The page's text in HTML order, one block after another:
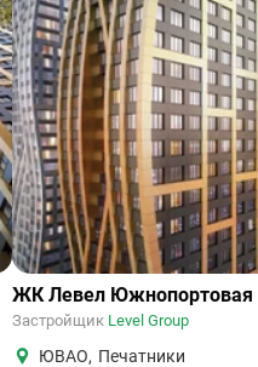
ЖК Левел Южнопортовая
Застройщик Level Group
ЮВАО, Печатники